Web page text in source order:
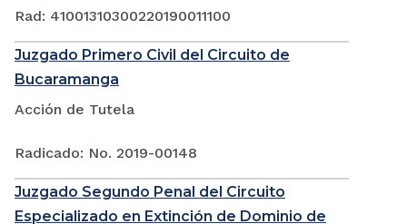
Rad: 41001310300220190011100
Juzgado Primero Civil del Circuito de
Bucaramanga
Acción de Tutela
Radicado: No. 2019-00148
Juzgado Segundo Penal del Circuito
Especializado en Extinción de Dominio de